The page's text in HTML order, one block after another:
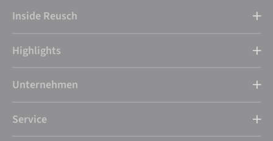
Inside Reusch
Highlights
Unternehmen
Service